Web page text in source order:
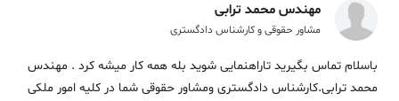
مهندس محمد ترابی
مشاور حقوقی و کارشناس دادگستری
باسلام تماس بگیرید تاراهنمایی شوید بله همه کار میشه کرد . مهندس
محمد ترابی.کارشناس دادگستری ومشاور حقوقی شما در کلیه امور ملکی